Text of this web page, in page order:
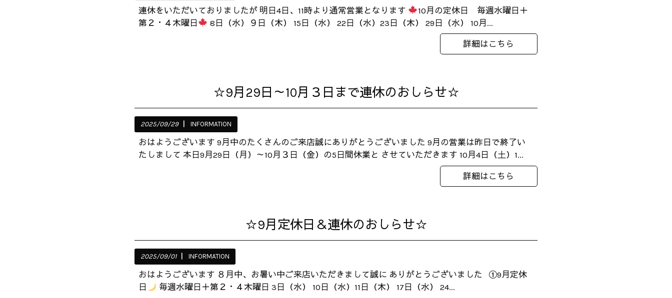
連休をいただいておりましたが 明日4日、11時より通常営業となります
10月の定休日 毎週水曜日＋
第２・４木曜日
8日（水）９日（木） 15日（水） 22日（水）23日（木） 29日（水） 10月...
詳細はこちら
☆9月29日～10月３日まで連休のおしらせ☆
2025/09/29 INFORMATION
おはようございます 9月中のたくさんのご来店誠にありがとうございました 9月の営業は昨日で終了い
たしまして 本日9月29日（月）～10月３日（金）の5日間休業と させていただきます 10月4日（土）1...
詳細はこちら
☆9月定休日＆連休のおしらせ☆
2025/09/01 INFORMATION
おはようございます ８月中、お暑い中ご来店いただきまして誠に ありがとうございました ①9月定休
日
毎週水曜日＋第２・４木曜日 3日（水） 10日（水）11日（木） 17日（水） 24...